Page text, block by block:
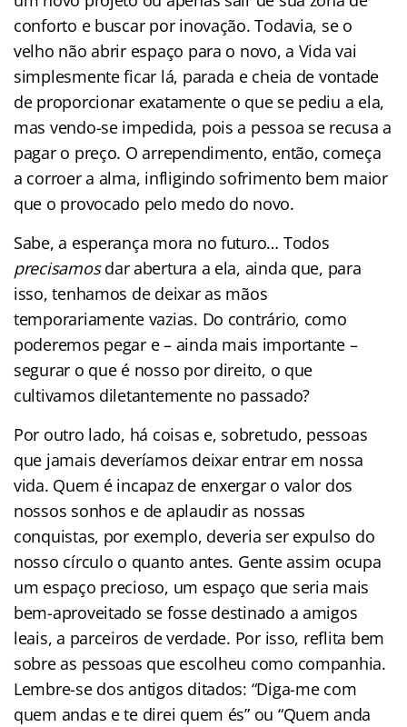
conforto e buscar por inovação. Todavia, se o
velho não abrir espaço para o novo, a Vida vai
simplesmente ficar lá, parada e cheia de vontade
de proporcionar exatamente o que se pediu a ela,
mas vendo-se impedida, pois a pessoa se recusa a
pagar o preço. O arrependimento, então, começa
a corroer a alma, infligindo sofrimento bem maior
que o provocado pelo medo do novo.
Sabe, a esperança mora no futuro… Todos
precisamosdar abertura a ela, ainda que, para
isso, tenhamos de deixar as mãos
temporariamente vazias. Do contrário, como
poderemos pegar e – ainda mais importante –
segurar o que é nosso por direito, o que
cultivamos diletantemente no passado?
Por outro lado, há coisas e, sobretudo, pessoas
que jamais deveríamos deixar entrar em nossa
vida. Quem é incapaz de enxergar o valor dos
nossos sonhos e de aplaudir as nossas
conquistas, por exemplo, deveria ser expulso do
nosso círculo o quanto antes. Gente assim ocupa
um espaço precioso, um espaço que seria mais
bem-aproveitado se fosse destinado a amigos
leais, a parceiros de verdade. Por isso, reflita bem
sobre as pessoas que escolheu como companhia.
Lembre-se dos antigos ditados: “Diga-me com
quem andas e te direi quem és” ou “Quem anda